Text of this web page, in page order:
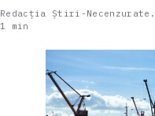
Redacția Știri-
1 min